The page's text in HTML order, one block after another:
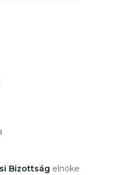
Bizottság elnöke